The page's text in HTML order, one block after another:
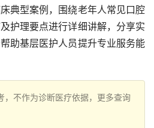
典型案例，围绕老年人常见口腔
护理要点进行详细讲解，分享实
助基层医护人员提升专业服务能
，不作为诊断医疗依据，更多查询